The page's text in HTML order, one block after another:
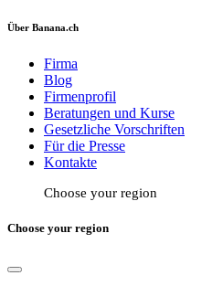
Über Banana.ch
Firma
Blog
Firmenprofil
Beratungen und Kurse
Gesetzliche Vorschriften
Für die Presse
Kontakte
Choose your region
Choose your region